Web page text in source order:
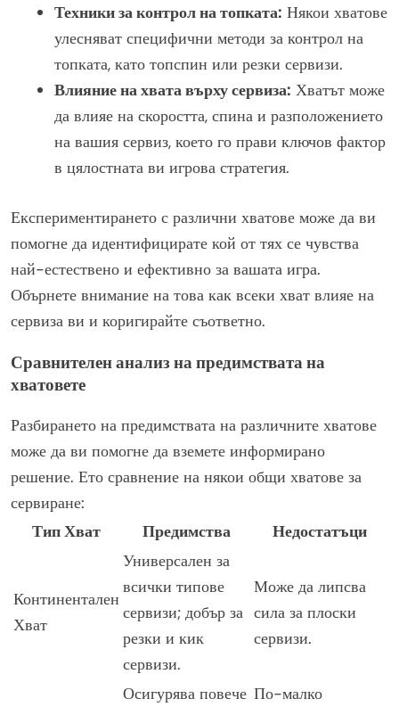
Техники за контрол на топката: Някои хватове
улесняват специфични методи за контрол на
топката, като топспин или резки сервизи.
Влияние на хвата върху сервиза: Хватът може
да влияе на скоростта, спина и разположението
на вашия сервиз, което го прави ключов фактор
в цялостната ви игрова стратегия.
Експериментирането с различни хватове може да ви
помогне да идентифицирате кой от тях се чувства
най-естествено и ефективно за вашата игра.
Обърнете внимание на това как всеки хват влияе на
сервиза ви и коригирайте съответно.
Сравнителен анализ на предимствата на
хватовете
Разбирането на предимствата на различните хватове
може да ви помогне да вземете информирано
решение. Ето сравнение на някои общи хватове за
сервиране:
Тип Хват
Предимства Недостатъци
Континентален
Хват
Универсален за
всички типове
сервизи; добър за
резки и кик
сервизи.
Може да липсва
сила за плоски
сервизи.
Осигурява повече По-малко